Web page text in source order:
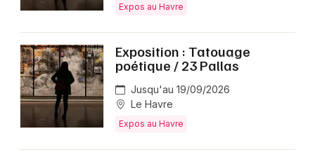
Expos au Havre
Exposition : Tatouage
poétique / 23 Pallas
Jusqu'au 19/09/2026
Le Havre
Expos au Havre